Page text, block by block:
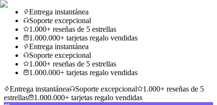
Entrega instantánea
Soporte excepcional
1.000+ reseñas de 5 estrellas
1.000.000+ tarjetas regalo vendidas
Entrega instantánea
Soporte excepcional
1.000+ reseñas de 5 estrellas
1.000.000+ tarjetas regalo vendidas
Entrega instantánea
Soporte excepcional
1.000+ reseñas de 5
estrellas
1.000.000+ tarjetas regalo vendidas